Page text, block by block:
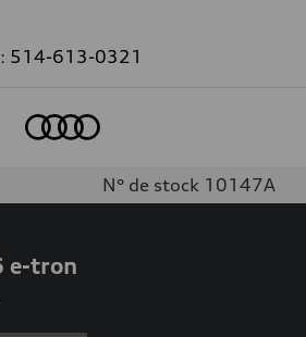
514-613-0321
N° de stock 10147A
e-tron